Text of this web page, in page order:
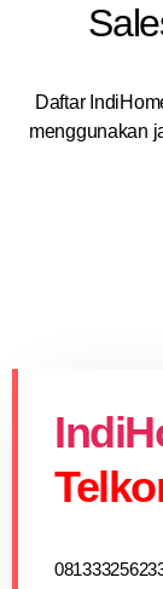
Daftar
menggunakan